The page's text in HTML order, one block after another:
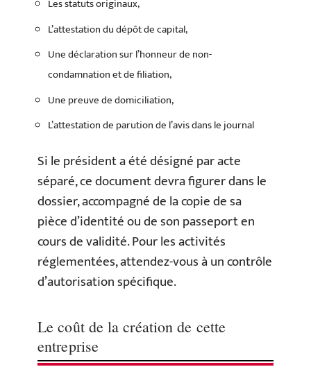
Les statuts originaux,
L’attestation du dépôt de capital,
Une déclaration sur l’honneur de non-
condamnation et de filiation,
Une preuve de domiciliation,
L’attestation de parution de l’avis dans le journal
Si le président a été désigné par acte
séparé, ce document devra figurer dans le
dossier, accompagné de la copie de sa
pièce d’identité ou de son passeport en
cours de validité. Pour les activités
réglementées, attendez-vous à un contrôle
d’autorisation spécifique.
Le coût de la création de cette
entreprise